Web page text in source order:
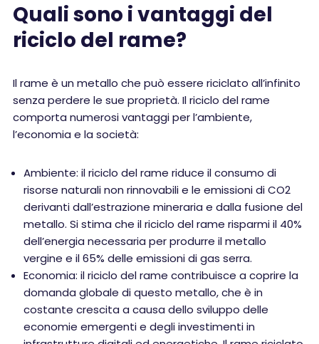
Quali sono i vantaggi del
riciclo del rame?
Il rame è un metallo che può essere riciclato all’infinito
senza perdere le sue proprietà. Il riciclo del rame
comporta numerosi vantaggi per l’ambiente,
l’economia e la società:
Ambiente: il riciclo del rame riduce il consumo di
risorse naturali non rinnovabili e le emissioni di CO2
derivanti dall’estrazione mineraria e dalla fusione del
metallo. Si stima che il riciclo del rame risparmi il 40%
dell’energia necessaria per produrre il metallo
vergine e il 65% delle emissioni di gas serra.
Economia: il riciclo del rame contribuisce a coprire la
domanda globale di questo metallo, che è in
costante crescita a causa dello sviluppo delle
economie emergenti e degli investimenti in